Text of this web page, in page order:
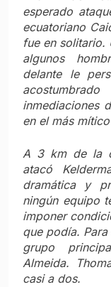
esperado
ecuatoriano
fue en solitario.
algunos
delante le
inmediaciones
en el más
A 3 km de la
atacó
dramática y
ningún equipo
imponer
que podía.
grupo
Almeida.
casi a dos.